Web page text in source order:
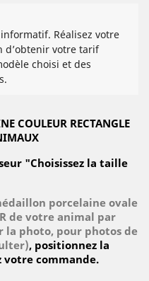
Réalisez votre
d’obtenir votre tarif
choisi et des
COULEUR RECTANGLE
"Choisissez la taille
porcelaine ovale
de votre animal par
la photo, pour photos de
, positionnez la
commande.